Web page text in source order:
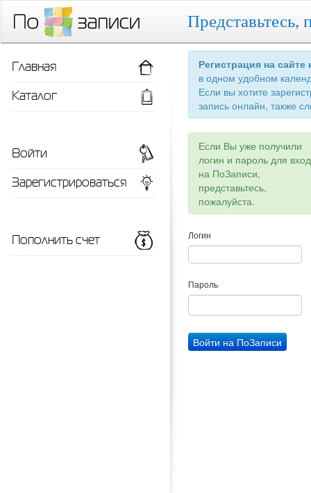
Представьтесь,
Регистрация на
в одном удобном
Если вы хотите
запись онлайн, также
Если Вы уже получили
логин и пароль для
на ПоЗаписи,
представьтесь,
пожалуйста.
Логин
Пароль
Главная
Каталог
Войти
Зарегистрироваться
Пополнить счет